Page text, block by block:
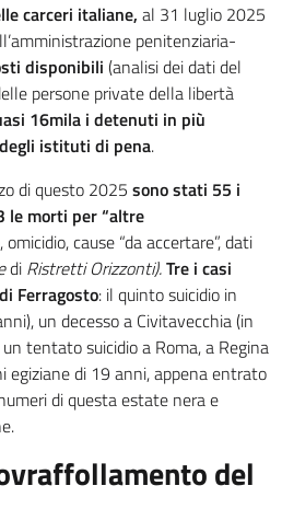
carceri italiane, al 31 luglio 2025
penitenziaria-
disponibili (analisi dei dati del
persone private della libertà
16mila i detenuti in più
istituti di pena.
di questo 2025 sono stati 55 i
le morti per “altre
cause “da accertare”, dati
di Ristretti Orizzonti).Tre i casi
Ferragosto: il quinto suicidio in
un decesso a Civitavecchia (in
tentato suicidio a Roma, a Regina
egiziane di 19 anni, appena entrato
di questa estate nera e
del